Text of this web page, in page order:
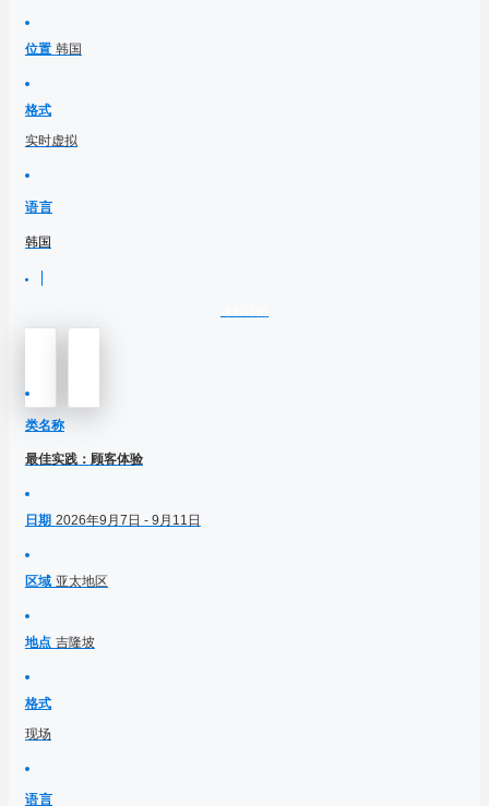
位置 韩国
格式
实时虚拟
语言
韩国
类名称
最佳实践：顾客体验
日期 2026年9月7日 - 9月11日
区域 亚太地区
地点 吉隆坡
格式
现场
语言